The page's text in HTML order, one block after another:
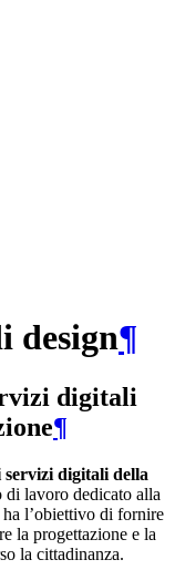
design¶
digitali
¶
digitali della
di lavoro dedicato alla
l’obiettivo di fornire
la progettazione e la
la cittadinanza.